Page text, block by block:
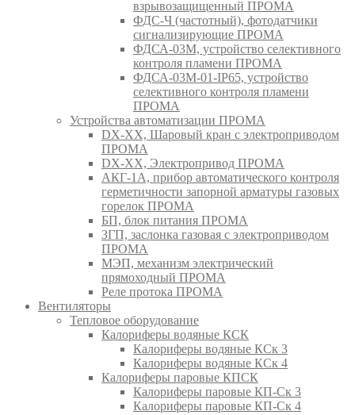
взрывозащищенный ПРОМА
ФДС-Ч (частотный), фотодатчики
сигнализирующие ПРОМА
ФДСА-03М, устройство селективного
контроля пламени ПРОМА
ФДСА-03М-01-IP65, устройство
селективного контроля пламени
ПРОМА
Устройства автоматизации ПРОМА
DX-XX, Шаровый кран c электроприводом
ПРОМА
DX-XX, Электропривод ПРОМА
АКГ-1А, прибор автоматического контроля
герметичности запорной арматуры газовых
горелок ПРОМА
БП, блок питания ПРОМА
ЗГП, заслонка газовая с электроприводом
ПРОМА
МЭП, механизм электрический
прямоходный ПРОМА
Реле протока ПРОМА
Вентиляторы
Тепловое оборудование
Калориферы водяные КСК
Калориферы водяные КСк 3
Калориферы водяные КСк 4
Калориферы паровые КПСК
Калориферы паровые КП-Ск 3
Калориферы паровые КП-Ск 4